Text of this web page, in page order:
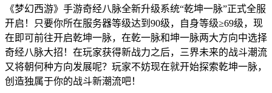
《梦幻西游》手游奇经八脉全新升级系统“乾坤一脉”正式全服
开启！只要你所在服务器等级达到90级，自身等级≥69级，现
在即可前往开启乾坤一脉，在乾一脉和坤一脉两大方向中选择
奇经八脉大招！在玩家获得新战力之后，三界未来的战斗潮流
又将朝何种方向发展呢？玩家不妨现在就开始探索乾坤一脉，
创造独属于你的战斗新潮流吧！